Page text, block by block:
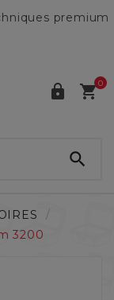
premium
 0

3200